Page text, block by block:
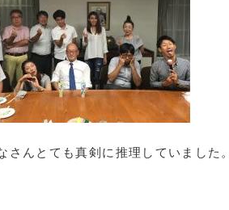
んとても真剣に推理していました。